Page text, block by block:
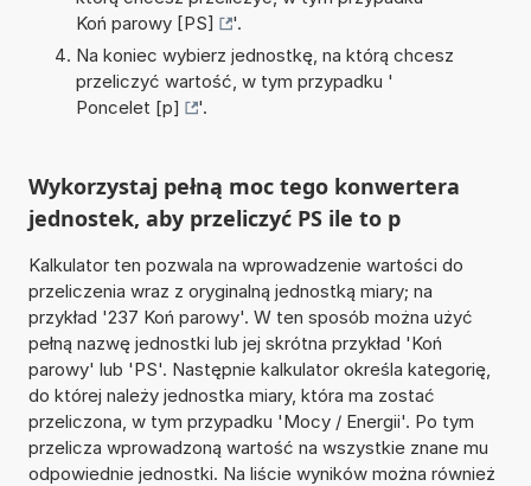
Koń parowy [PS]
'.
Na koniec wybierz jednostkę, na którą chcesz
przeliczyć wartość, w tym przypadku '
Poncelet [p]
'.
Wykorzystaj pełną moc tego konwertera
jednostek, aby przeliczyć PS ile to p
Kalkulator ten pozwala na wprowadzenie wartości do
przeliczenia wraz z oryginalną jednostką miary; na
przykład '237 Koń parowy'. W ten sposób można użyć
pełną nazwę jednostki lub jej skrótna przykład 'Koń
parowy' lub 'PS'. Następnie kalkulator określa kategorię,
do której należy jednostka miary, która ma zostać
przeliczona, w tym przypadku 'Mocy / Energii'. Po tym
przelicza wprowadzoną wartość na wszystkie znane mu
odpowiednie jednostki. Na liście wyników można również